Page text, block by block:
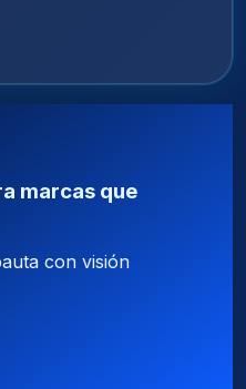
marcas que
con visión